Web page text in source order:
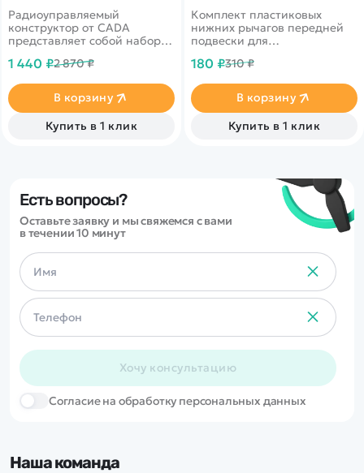
Радиоуправляемый
конструктор от CADA
представляет собой набор
Fantasma из 322 деталей в
создан на основе
спортивного автомобиля
Koenigsegg. Управление
пультом ДУ или через
1 440 ₽2 870 ₽
В корзину
Купить в 1 клик
Комплект пластиковых
нижних рычагов передней
подвески для
автомоделей MJX масштаба
180 ₽310 ₽
В корзину
Купить в 1 клик
Есть вопросы?
Оставьте заявку и мы свяжемся с вами
в течении 10 минут
Хочу консультацию
Cогласие на обработку персональных данных
Наша команда